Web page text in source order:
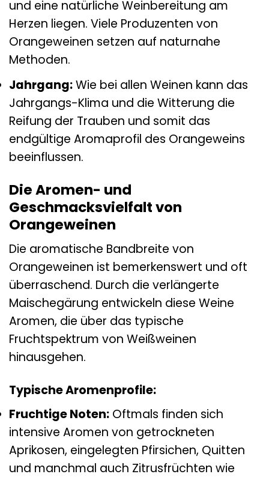
und eine natürliche Weinbereitung am
Herzen liegen. Viele Produzenten von
Orangeweinen setzen auf naturnahe
Methoden.
Jahrgang:Wie bei allen Weinen kann das
Jahrgangs-Klima und die Witterung die
Reifung der Trauben und somit das
endgültige Aromaprofil des Orangeweins
beeinflussen.
Die Aromen- und
Geschmacksvielfalt von
Orangeweinen
Die aromatische Bandbreite von
Orangeweinen ist bemerkenswert und oft
überraschend. Durch die verlängerte
Maischegärung entwickeln diese Weine
Aromen, die über das typische
Fruchtspektrum von Weißweinen
hinausgehen.
Typische Aromenprofile:
Fruchtige Noten: Oftmals finden sich
intensive Aromen von getrockneten
Aprikosen, eingelegten Pfirsichen, Quitten
und manchmal auch Zitrusfrüchten wie